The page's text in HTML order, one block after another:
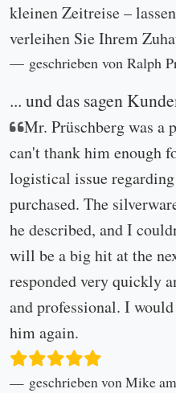
kleinen Zeitreise –
verleihen Sie Ihrem
geschrieben von Ralph
... und das sagen
Mr. Prüschberg was a
can't thank him enough
logistical issue
purchased. The
he described, and I
will be a big hit at the
responded very quickly
and professional. I
him again.
geschrieben von Mike